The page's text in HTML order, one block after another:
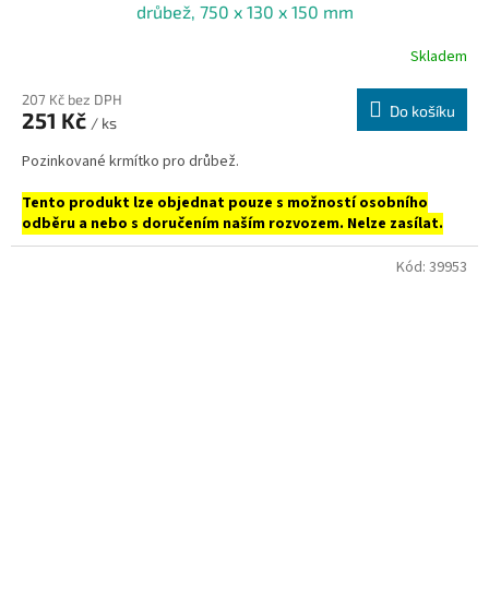
drůbež, 750 x 130 x 150 mm
Skladem
207 Kč bez DPH
251 Kč / ks
Do košíku
Pozinkované krmítko pro drůbež.
Tento produkt lze objednat pouze s možností osobního
odběru a nebo s doručením naším rozvozem. Nelze zasílat.
Kód: 39953